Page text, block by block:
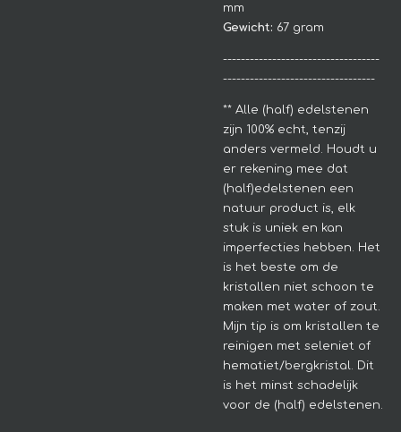
mm
Gewicht: 67 gram
-----------------------------------
----------------------------------
** Alle (half) edelstenen
zijn 100% echt, tenzij
anders vermeld. Houdt u
er rekening mee dat
(half)edelstenen een
natuur product is, elk
stuk is uniek en kan
imperfecties hebben. Het
is het beste om de
kristallen niet schoon te
maken met water of zout.
Mijn tip is om kristallen te
reinigen met seleniet of
hematiet/bergkristal. Dit
is het minst schadelijk
voor de (half) edelstenen.